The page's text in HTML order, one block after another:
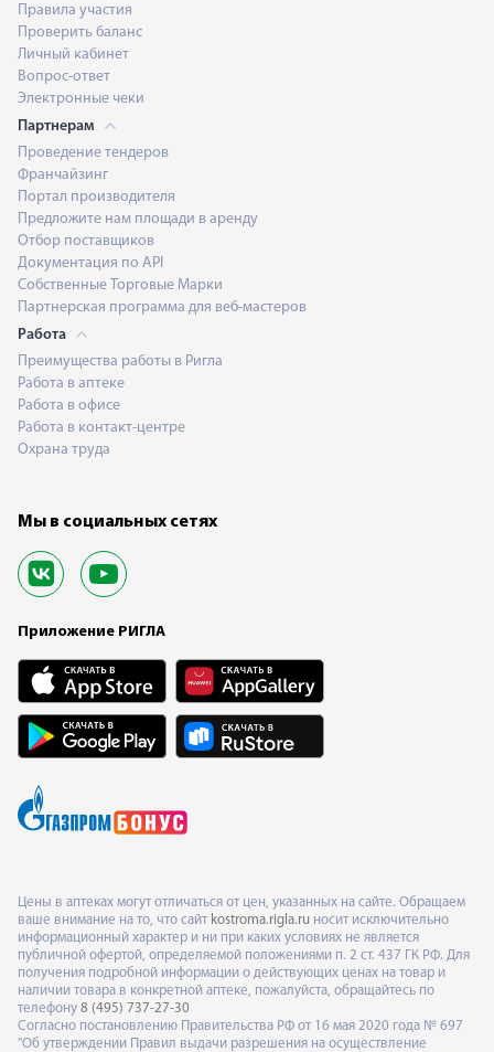
Правила участия
Проверить баланс
Личный кабинет
Вопрос-ответ
Электронные чеки
Партнерам
Проведение тендеров
Франчайзинг
Портал производителя
Предложите нам площади в аренду
Отбор поставщиков
Документация по API
Собственные Торговые Марки
Партнерская программа для веб-мастеров
Работа
Преимущества работы в Ригла
Работа в аптеке
Работа в офисе
Работа в контакт-центре
Охрана труда
Мы в социальных сетях
Приложение РИГЛА
Цены в аптеках могут отличаться от цен, указанных на сайте. Обращаем
ваше внимание на то, что сайт kostroma.rigla.ru носит исключительно
информационный характер и ни при каких условиях не является
публичной офертой, определяемой положениями п. 2 ст. 437 ГК РФ. Для
получения подробной информации о действующих ценах на товар и
наличии товара в конкретной аптеке, пожалуйста, обращайтесь по
телефону 8 (495) 737-27-30
Согласно постановлению Правительства РФ от 16 мая 2020 года № 697
"Об утверждении Правил выдачи разрешения на осуществление